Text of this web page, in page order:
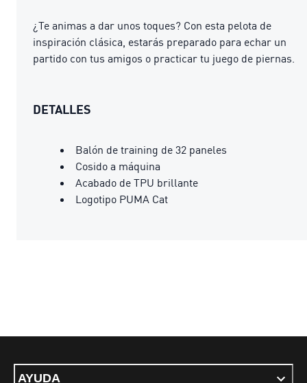
¿Te animas a dar unos toques? Con esta pelota de
inspiración clásica, estarás preparado para echar un
partido con tus amigos o practicar tu juego de piernas.
DETALLES
Balón de training de 32 paneles
Cosido a máquina
Acabado de TPU brillante
Logotipo PUMA Cat
AYUDA